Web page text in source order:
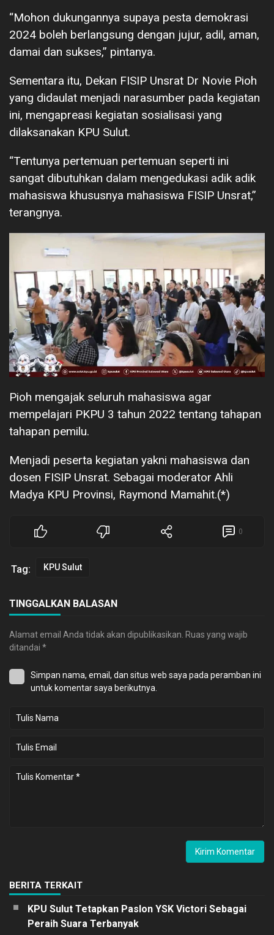
“Mohon dukungannya supaya pesta demokrasi
2024 boleh berlangsung dengan jujur, adil, aman,
damai dan sukses,” pintanya.
Sementara itu, Dekan FISIP Unsrat Dr Novie Pioh
yang didaulat menjadi narasumber pada kegiatan
ini, mengapreasi kegiatan sosialisasi yang
dilaksanakan KPU Sulut.
“Tentunya pertemuan pertemuan seperti ini
sangat dibutuhkan dalam mengedukasi adik adik
mahasiswa khususnya mahasiswa FISIP Unsrat,”
terangnya.
Pioh mengajak seluruh mahasiswa agar
mempelajari PKPU 3 tahun 2022 tentang tahapan
tahapan pemilu.
Menjadi peserta kegiatan yakni mahasiswa dan
dosen FISIP Unsrat. Sebagai moderator Ahli
Madya KPU Provinsi, Raymond Mamahit.(*)
0
Tag: KPU Sulut
TINGGALKAN BALASAN
Alamat email Anda tidak akan dipublikasikan. Ruas yang wajib
ditandai *
Simpan nama, email, dan situs web saya pada peramban ini
untuk komentar saya berikutnya.
BERITA TERKAIT
KPU Sulut Tetapkan Paslon YSK Victori Sebagai
Peraih Suara Terbanyak